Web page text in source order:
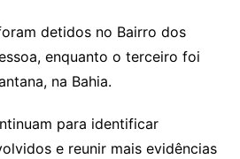
detidos no Bairro dos
enquanto o terceiro foi
na Bahia.
para identificar
e reunir mais evidências